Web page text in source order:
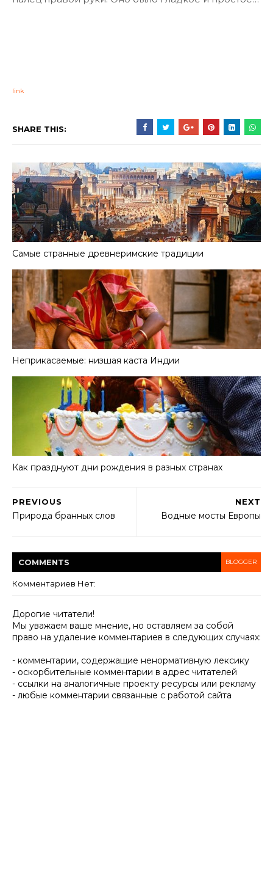
link
SHARE THIS:
Самые странные древнеримские традиции
Неприкасаемые: низшая каста Индии
Как празднуют дни рождения в разных странах
NEXT
Водные мосты Европы
PREVIOUS
Природа бранных слов
COMMENTS BLOGGER
Комментариев Нет:
Дорогие читатели!
Мы уважаем ваше мнение, но оставляем за собой
право на удаление комментариев в следующих случаях:
- комментарии, содержащие ненормативную лексику
- оскорбительные комментарии в адрес читателей
- ссылки на аналогичные проекту ресурсы или рекламу
- любые комментарии связанные с работой сайта